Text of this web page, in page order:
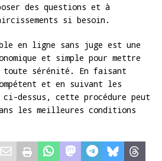
des questions et à
si besoin.
en ligne sans juge est une
et simple pour mettre
toute sérénité. En faisant
et en suivant les
ci-dessus, cette procédure peut
les meilleures conditions